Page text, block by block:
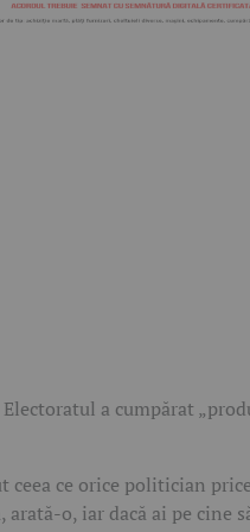
a cumpărat
ceea ce orice politician
arată-o, iar dacă ai pe cine